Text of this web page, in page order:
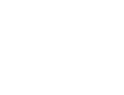
กรรมการประชุมผู้ปกครองนักเรียรที่มีผลก